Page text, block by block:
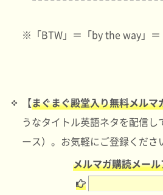
※「BTW」＝「by the way」＝
【まぐまぐ殿堂入り無料メルマ
うなタイトル英語ネタを配信し
ース）。お気軽にご登録くださ
メルマガ購読メー